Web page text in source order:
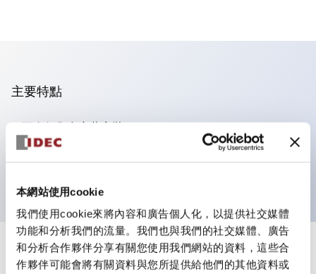
本網站使用cookie
我們使用cookie來將內容和廣告個人化，以提供社交媒體
功能和分析我們的流量。我們也與我們的社交媒體、廣告
和分析合作夥伴分享有關您使用我們網站的資料，這些合
作夥伴可能會將有關資料與您所提供給他們的其他資料或
主要特點
可進行集合密著安裝
附鎖選擇開關採用高安全性的彈子鎖結構
規格 顯示全部